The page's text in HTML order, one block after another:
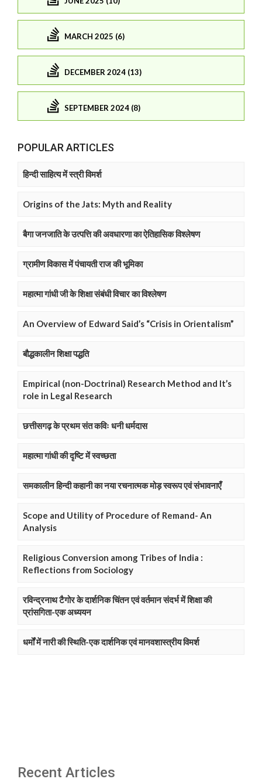
MARCH 2025 (6)
DECEMBER 2024 (13)
SEPTEMBER 2024 (8)
POPULAR ARTICLES
हिन्दी साहित्य में स्त्री विमर्श
Origins of the Jats: Myth and Reality
बैगा जनजाति के उत्पत्ति की अवधारणा का ऐतिहासिक विश्लेषण
ग्रामीण विकास में पंचायती राज की भूमिका
महात्मा गांधी जी के शिक्षा संबंधी विचार का विश्लेषण
An Overview of Edward Said’s “Crisis in Orientalism”
बौद्धकालीन शिक्षा पद्धति
Empirical (non-Doctrinal) Research Method and It’s
role in Legal Research
छत्तीसगढ़ के प्रथम संत कविः धनी धर्मदास
महात्मा गांधी की दृष्टि में स्वच्छता
समकालीन हिन्दी कहानी का नया रचनात्मक मोड़ स्वरूप एवं संभावनाएँ
Scope and Utility of Procedure of Remand- An
Analysis
Religious Conversion among Tribes of India :
Reflections from Sociology
रविन्द्रनाथ टैगोर के दार्शनिक चिंतन एवं वर्तमान संदर्भ में शिक्षा की
प्रांसगिता-एक अध्ययन
धर्मों में नारी की स्थिति-एक दार्शनिक एवं मानवशास्त्रीय विमर्श
Recent Articles